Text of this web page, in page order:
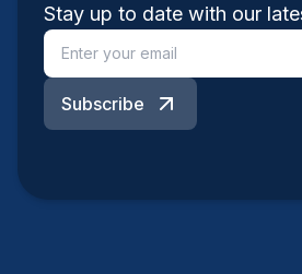
Stay up to date with our
Subscribe